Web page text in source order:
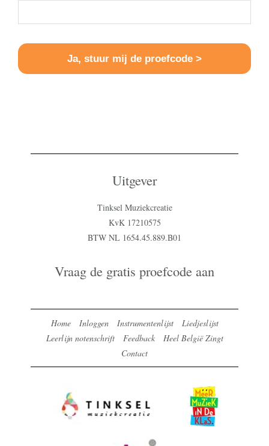
Uitgever
Tinksel Muziekcreatie
KvK 17210575
BTW NL 1654.45.889.B01
Vraag de gratis proefcode aan
Home Inloggen Instrumentenlijst
Liedjeslijst
Leerlijn notenschrift
Feedback
Heel België Zingt
Contact